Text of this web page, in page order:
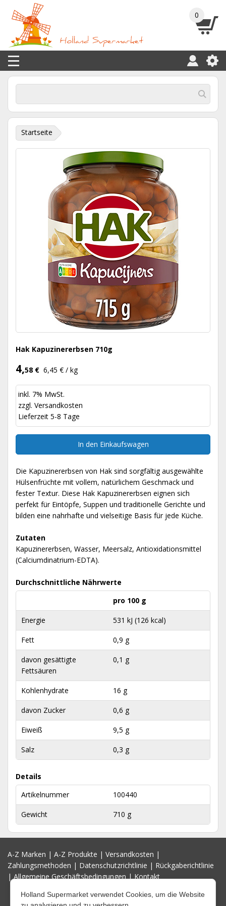
0
Startseite
Hak Kapuzinererbsen 710g
4,58 € 6,45 € / kg
inkl. 7% MwSt.
zzgl. Versandkosten
Lieferzeit 5-8 Tage
In den Einkaufswagen
Die Kapuzinererbsen von Hak sind sorgfältig ausgewählte
Hülsenfrüchte mit vollem, natürlichem Geschmack und
fester Textur. Diese Hak Kapuzinererbsen eignen sich
perfekt für Eintöpfe, Suppen und traditionelle Gerichte und
bilden eine nahrhafte und vielseitige Basis für jede Küche.
Zutaten
Kapuzinererbsen, Wasser, Meersalz, Antioxidationsmittel
(Calciumdinatrium-EDTA).
Durchschnittliche Nährwerte
pro 100 g
Energie 531 kJ (126 kcal)
Fett 0,9 g
davon gesättigte
Fettsäuren
0,1 g
Kohlenhydrate 16 g
davon Zucker 0,6 g
Eiweiß 9,5 g
Salz 0,3 g
Details
Artikelnummer
100440
Gewicht 710 g
A-Z Marken | A-Z Produkte | Versandkosten |
Zahlungsmethoden | Datenschutzrichtlinie | Rückgaberichtlinie
|Allgemeine Geschäftsbedingungen|Kontakt
Holland Supermarket verwendet Cookies, um die Website